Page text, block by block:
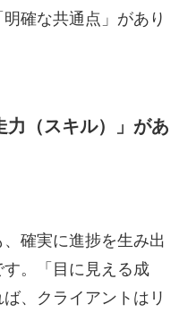
確な共通点」があり
（スキル）」があ
確実に進捗を生み出
。「目に見える成
、クライアントはリ